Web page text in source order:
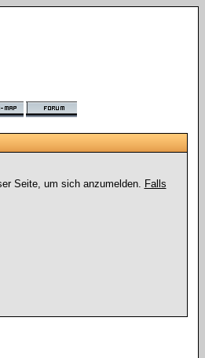
Seite, um sich anzumelden. Falls